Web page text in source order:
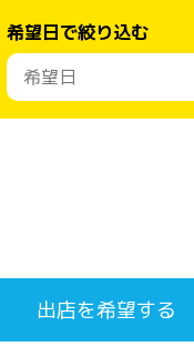
希望日で絞り込む
出店を希望する